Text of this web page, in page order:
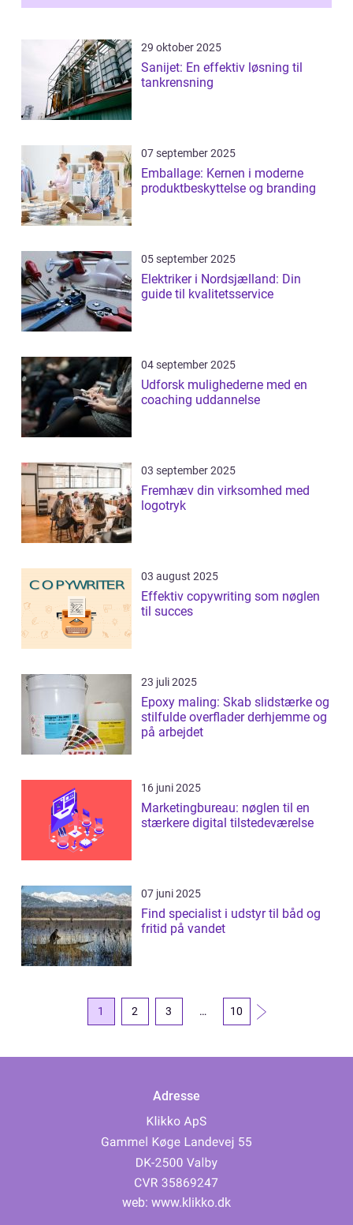
29 oktober 2025
Sanijet: En effektiv løsning til
tankrensning
07 september 2025
Emballage: Kernen i moderne
produktbeskyttelse og branding
05 september 2025
Elektriker i Nordsjælland: Din
guide til kvalitetsservice
04 september 2025
Udforsk mulighederne med en
coaching uddannelse
03 september 2025
Fremhæv din virksomhed med
logotryk
03 august 2025
Effektiv copywriting som nøglen
til succes
23 juli 2025
Epoxy maling: Skab slidstærke og
stilfulde overflader derhjemme og
på arbejdet
16 juni 2025
Marketingbureau: nøglen til en
stærkere digital tilstedeværelse
07 juni 2025
Find specialist i udstyr til båd og
fritid på vandet
1 2 3 … 10
Adresse
web: www.klikko.dk